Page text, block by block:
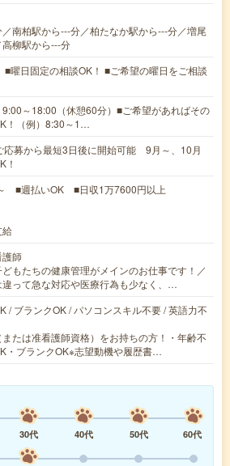
南柏駅から---分／柏たなか駅から---分／増尾
柳駅から---分
■曜日固定の相談OK！ ■ご希望の曜日をご相談
9:00～18:00（休憩60分）■ご希望があればその
！（例）8:30～1…
募から最短3日後に開始可能 9月～、10月
！
■週払いOK ■日収1万7600円以上
給
護師
もたちの健康管理がメインのお仕事です！／
って急な対応や医療行為も少なく、…
/ ブランクOK / パソコンスキル不要 / 英語力不
たは准看護師資格）をお持ちの方！・年齢不
・ブランクOK※志望動機や履歴書…
30代 40代 50代
60代